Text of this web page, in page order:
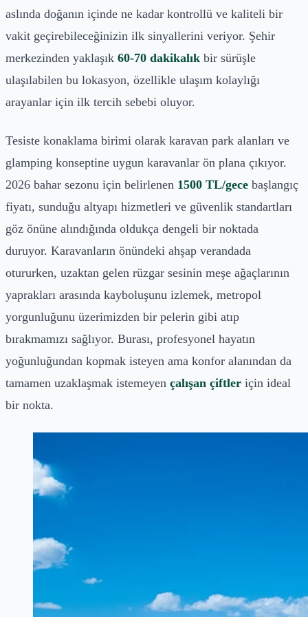
aslında doğanın içinde ne kadar kontrollü ve kaliteli bir
vakit geçirebileceğinizin ilk sinyallerini veriyor. Şehir
merkezinden yaklaşık 60-70 dakikalık bir sürüşle
ulaşılabilen bu lokasyon, özellikle ulaşım kolaylığı
arayanlar için ilk tercih sebebi oluyor.
Tesiste konaklama birimi olarak karavan park alanları ve
glamping konseptine uygun karavanlar ön plana çıkıyor.
2026 bahar sezonu için belirlenen 1500 TL/gece başlangıç
fiyatı, sunduğu altyapı hizmetleri ve güvenlik standartları
göz önüne alındığında oldukça dengeli bir noktada
duruyor. Karavanların önündeki ahşap verandada
otururken, uzaktan gelen rüzgar sesinin meşe ağaçlarının
yaprakları arasında kayboluşunu izlemek, metropol
yorgunluğunu üzerimizden bir pelerin gibi atıp
bırakmamızı sağlıyor. Burası, profesyonel hayatın
yoğunluğundan kopmak isteyen ama konfor alanından da
tamamen uzaklaşmak istemeyen çalışan çiftler için ideal
bir nokta.